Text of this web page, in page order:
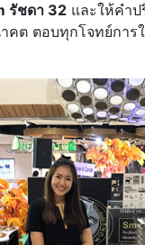
รัชดา 32 และให้คำป
ต ตอบทุกโจทย์การ